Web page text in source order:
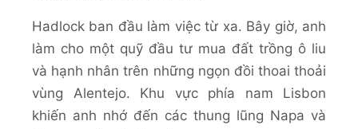
Hadlock ban đầu làm việc từ xa. Bây giờ, anh
làm cho một quỹ đầu tư mua đất trồng ô liu
và hạnh nhân trên những ngọn đồi thoai thoải
vùng Alentejo. Khu vực phía nam Lisbon
khiến anh nhớ đến các thung lũng Napa và